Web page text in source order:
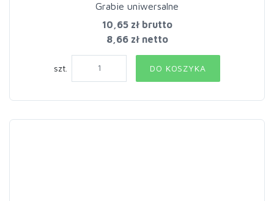
Grabie uniwersalne
10,65 złbrutto
8,66 zł netto
szt. DO KOSZYKA